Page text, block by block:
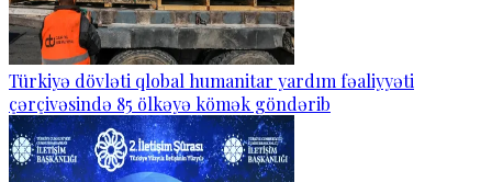
Türkiyə dövləti qlobal humanitar yardım fəaliyyəti
çərçivəsində 85 ölkəyə kömək göndərib